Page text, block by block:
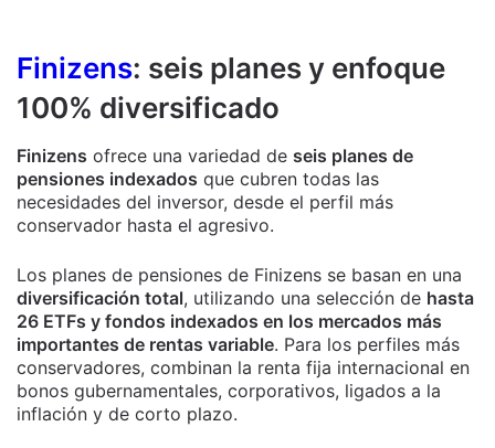
Finizens: seis planes y enfoque
100% diversificado
Finizens ofrece una variedad de seis planes de
pensiones indexados que cubren todas las
necesidades del inversor, desde el perfil más
conservador hasta el agresivo.
Los planes de pensiones de Finizens se basan en una
diversificación total, utilizando una selección de hasta
26 ETFs y fondos indexados en los mercados más
importantes de rentas variable. Para los perfiles más
conservadores, combinan la renta fija internacional en
bonos gubernamentales, corporativos, ligados a la
inflación y de corto plazo.